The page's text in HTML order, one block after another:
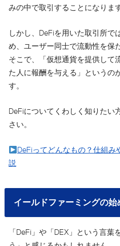
みの中で取引することになります
しかし、DeFiを用いた取引所で
め、ユーザー同士で流動性を保
そこで、「仮想通貨を提供して
た人に報酬を与える」というの
す。
DeFiについてくわしく知りたい
さい。
DeFiってどんなもの？仕組
説
イールドファーミングの始
「DeFi」や「DEX」という言